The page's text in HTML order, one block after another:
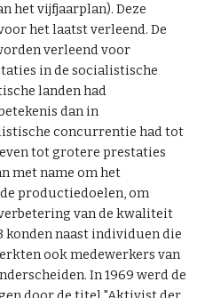
het vijfjaarplan). Deze
het laatst verleend. De
verleend voor
in de socialistische
landen had
dan in
concurrentie had tot
tot grotere prestaties
met name om het
productiedoelen, om
van de kwaliteit
konden naast individuen die
ook medewerkers van
In 1969 werd de